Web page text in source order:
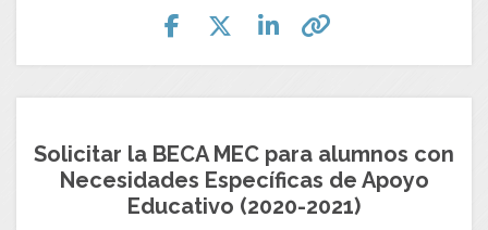
Solicitar la BECA MEC para alumnos con
Necesidades Específicas de Apoyo
Educativo (2020-2021)